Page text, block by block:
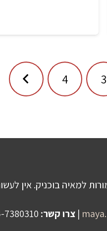
3
4
למאיה בוכניק. אין
|צרו קשר: